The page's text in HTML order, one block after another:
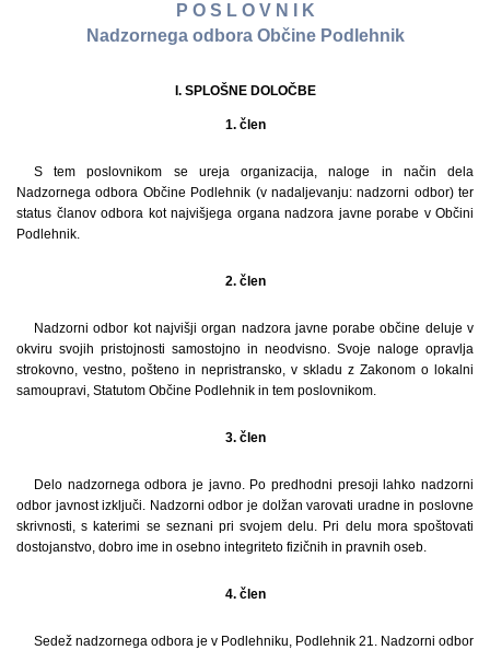
P O S L O V N I K
Nadzornega odbora Občine Podlehnik
I. SPLOŠNE DOLOČBE
1. člen
S tem poslovnikom se ureja organizacija, naloge in način dela
Nadzornega odbora Občine Podlehnik (v nadaljevanju: nadzorni odbor) ter
status članov odbora kot najvišjega organa nadzora javne porabe v Občini
Podlehnik.
2. člen
Nadzorni odbor kot najvišji organ nadzora javne porabe občine deluje v
okviru svojih pristojnosti samostojno in neodvisno. Svoje naloge opravlja
strokovno, vestno, pošteno in nepristransko, v skladu z Zakonom o lokalni
samoupravi, Statutom Občine Podlehnik in tem poslovnikom.
3. člen
Delo nadzornega odbora je javno. Po predhodni presoji lahko nadzorni
odbor javnost izključi. Nadzorni odbor je dolžan varovati uradne in poslovne
skrivnosti, s katerimi se seznani pri svojem delu. Pri delu mora spoštovati
dostojanstvo, dobro ime in osebno integriteto fizičnih in pravnih oseb.
4. člen
Sedež nadzornega odbora je v Podlehniku, Podlehnik 21. Nadzorni odbor